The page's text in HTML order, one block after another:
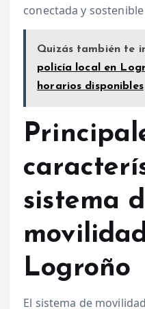
conectada y
Quizás también te
policía local en
horarios disponibles
sistema
Logroño
El sistema de